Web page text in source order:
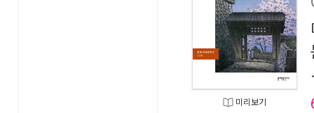
미리보기